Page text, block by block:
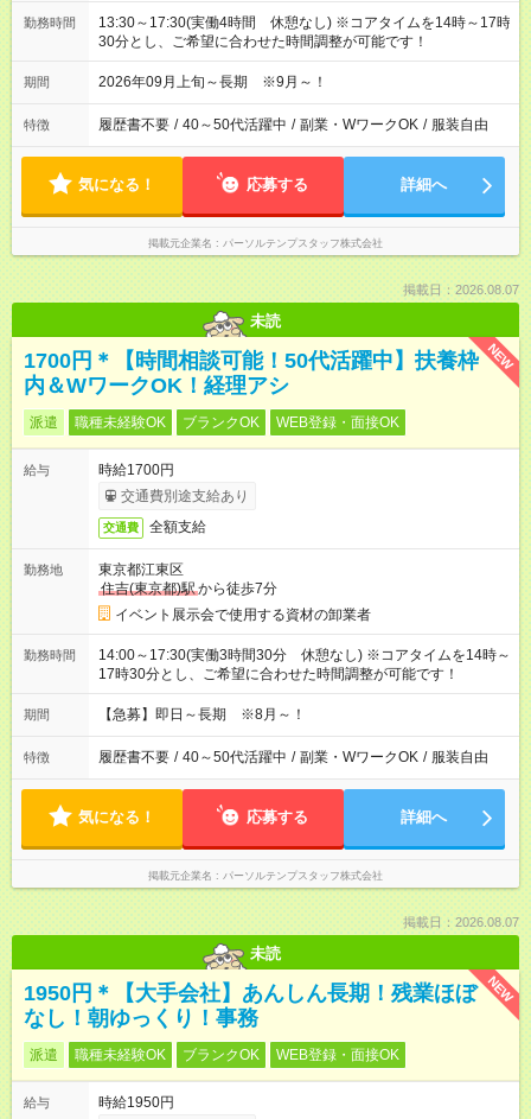
勤務時間
13:30～17:30(実働4時間 休憩なし) ※コアタイムを14時～17時
30分とし、ご希望に合わせた時間調整が可能です！
期間 2026年09月上旬～長期 ※9月～！
特徴 履歴書不要 / 40～50代活躍中 / 副業・WワークOK / 服装自由
気になる！ 応募する 詳細へ
掲載元企業名 パーソルテンプスタッフ株式会社
掲載日：2026.08.07
未読
NEW
1700円＊【時間相談可能！50代活躍中】扶養枠
内＆WワークOK！経理アシ
派遣 職種未経験OK ブランクOK WEB登録・面接OK
給与
時給1700円
交通費別途支給あり
交通費 全額支給
勤務地
東京都江東区
住吉(東京都)駅から徒歩7分
イベント展示会で使用する資材の卸業者
勤務時間
14:00～17:30(実働3時間30分 休憩なし) ※コアタイムを14時～
17時30分とし、ご希望に合わせた時間調整が可能です！
期間 【急募】即日～長期 ※8月～！
特徴 履歴書不要 / 40～50代活躍中 / 副業・WワークOK / 服装自由
気になる！ 応募する 詳細へ
掲載元企業名 パーソルテンプスタッフ株式会社
掲載日：2026.08.07
未読
NEW
1950円＊【大手会社】あんしん長期！残業ほぼ
なし！朝ゆっくり！事務
派遣 職種未経験OK ブランクOK WEB登録・面接OK
給与
時給1950円